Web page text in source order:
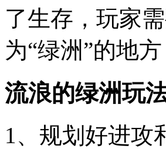
了生存，玩家
为“绿洲”的地
流浪的绿洲玩
1、规划好进攻